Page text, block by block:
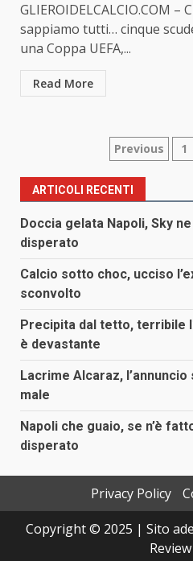
GLIEROIDELCALCIO.COM
sappiamo tutti… cinque
una Coppa UEFA,...
Read More
degli
articoli
Previous 1
ARTICOLI RECENTI
Doccia gelata Napoli, Sky
disperato
Calcio sotto choc, ucciso
sconvolto
Precipita dal tetto, terribile
è devastante
Lacrime Alcaraz,
male
Napoli che guaio, se n’è
disperato
Privacy Policy
Copyright © 2025 | Sito